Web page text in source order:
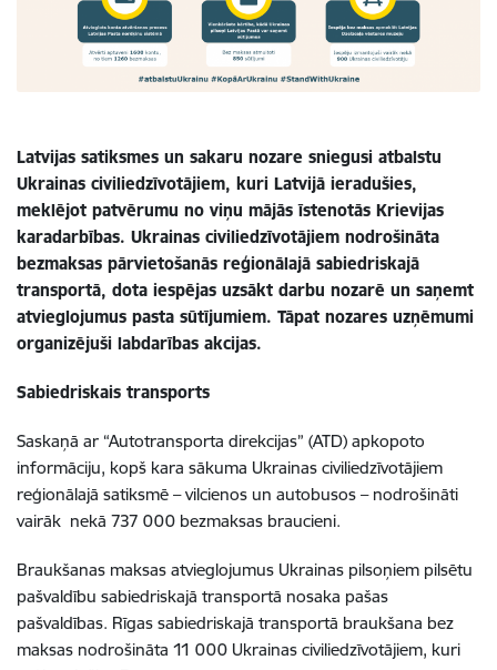
Latvijas satiksmes un sakaru nozare sniegusi atbalstu
Ukrainas civiliedzīvotājiem, kuri Latvijā ieradušies,
meklējot patvērumu no viņu mājās īstenotās Krievijas
karadarbības. Ukrainas civiliedzīvotājiem nodrošināta
bezmaksas pārvietošanās reģionālajā sabiedriskajā
transportā, dota iespējas uzsākt darbu nozarē un saņemt
atvieglojumus pasta sūtījumiem. Tāpat nozares uzņēmumi
organizējuši labdarības akcijas.
Sabiedriskais transports
Saskaņā ar “Autotransporta direkcijas” (ATD) apkopoto
informāciju, kopš kara sākuma Ukrainas civiliedzīvotājiem
reģionālajā satiksmē – vilcienos un autobusos – nodrošināti
vairāk nekā 737 000 bezmaksas braucieni.
Braukšanas maksas atvieglojumus Ukrainas pilsoņiem pilsētu
pašvaldību sabiedriskajā transportā nosaka pašas
pašvaldības. Rīgas sabiedriskajā transportā braukšana bez
maksas nodrošināta 11 000 Ukrainas civiliedzīvotājiem, kuri